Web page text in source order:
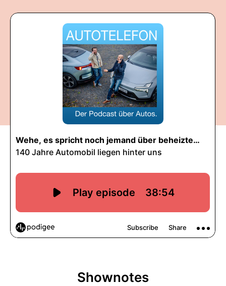
Shownotes